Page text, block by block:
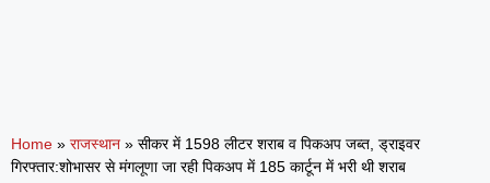
Home » राजस्थान » सीकर में 1598 लीटर शराब व पिकअप जब्त, ड्राइवर
गिरफ्तार:शोभासर से मंगलूणा जा रही पिकअप में 185 कार्टून में भरी थी शराब